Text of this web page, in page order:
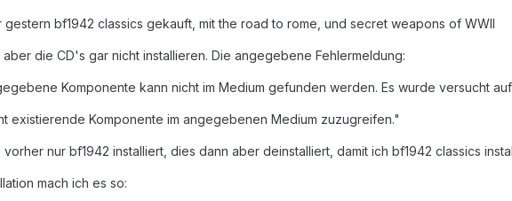
gestern bf1942 classics gekauft, mit the road to rome, und secret weapons of WWII
aber die CD's gar nicht installieren. Die angegebene Fehlermeldung:
Komponente kann nicht im Medium gefunden werden. Es wurde versucht auf
existierende Komponente im angegebenen Medium zuzugreifen."
vorher nur bf1942 installiert, dies dann aber deinstalliert, damit ich bf1942 classics
mach ich es so: